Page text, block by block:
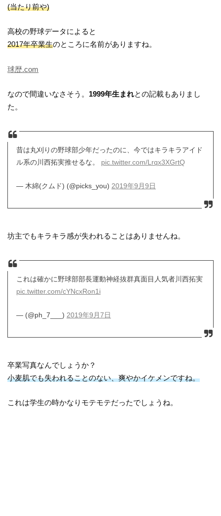
(当たり前や)
高校の野球データによると
2017年卒業生のところに名前がありますね。
球歴.com
なので間違いなさそう。 1999年生まれとの記載もありまし
た。
昔は丸刈りの野球部少年だったのに、今ではキラキラアイド
ル系の川西拓実推せるな。 pic.twitter.com/Lrqx3XGrtQ
— 木綿(クムド) (@picks_you) 2019年9月9日
坊主でもキラキラ感が失われることはありませんね。
これは確かに野球部部長運動神経抜群真面目人気者川西拓実
pic.twitter.com/cYNcxRon1i
— (@ph_7___) 2019年9月7日
卒業写真なんでしょうか？
小麦肌でも失われることのない、爽やかイケメンですね。
これは学生の時かなりモテモテだったでしょうね。